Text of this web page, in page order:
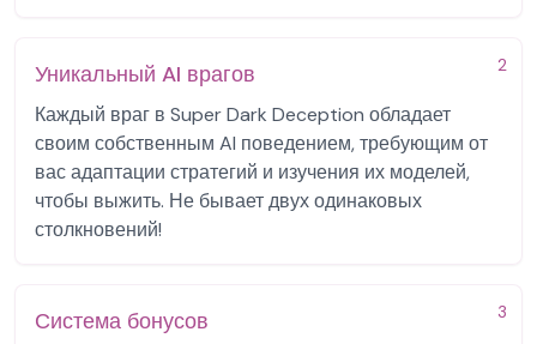
2
Уникальный AI врагов
Каждый враг в Super Dark Deception обладает
своим собственным AI поведением, требующим от
вас адаптации стратегий и изучения их моделей,
чтобы выжить. Не бывает двух одинаковых
столкновений!
3
Система бонусов